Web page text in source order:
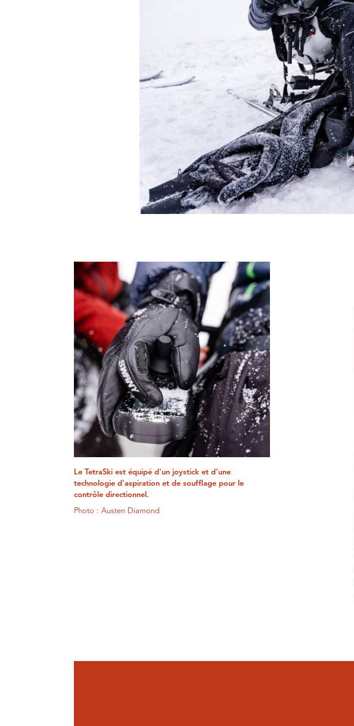
Le TetraSki est équipé d'un joystick et d'une
technologie d'aspiration et de soufflage pour le
contrôle directionnel.
Photo : Austen Diamond